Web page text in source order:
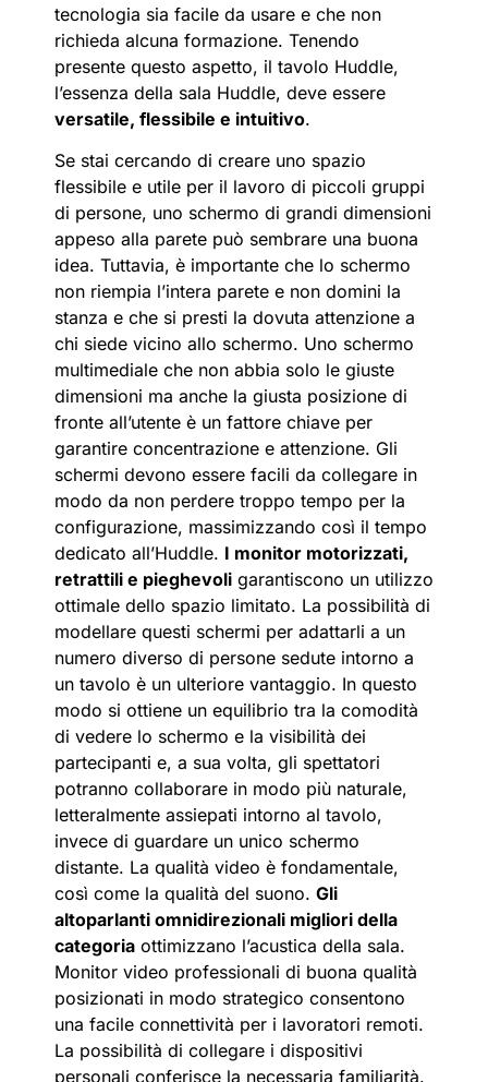
tecnologia sia facile da usare e che non
richieda alcuna formazione. Tenendo
presente questo aspetto, il tavolo Huddle,
l’essenza della sala Huddle, deve essere
versatile, flessibile e intuitivo.
Se stai cercando di creare uno spazio
flessibile e utile per il lavoro di piccoli gruppi
di persone, uno schermo di grandi dimensioni
appeso alla parete può sembrare una buona
idea. Tuttavia, è importante che lo schermo
non riempia l’intera parete e non domini la
stanza e che si presti la dovuta attenzione a
chi siede vicino allo schermo. Uno schermo
multimediale che non abbia solo le giuste
dimensioni ma anche la giusta posizione di
fronte all’utente è un fattore chiave per
garantire concentrazione e attenzione. Gli
schermi devono essere facili da collegare in
modo da non perdere troppo tempo per la
configurazione, massimizzando così il tempo
dedicato all’Huddle. I monitor motorizzati,
retrattili e pieghevoli garantiscono un utilizzo
ottimale dello spazio limitato. La possibilità di
modellare questi schermi per adattarli a un
numero diverso di persone sedute intorno a
un tavolo è un ulteriore vantaggio. In questo
modo si ottiene un equilibrio tra la comodità
di vedere lo schermo e la visibilità dei
partecipanti e, a sua volta, gli spettatori
potranno collaborare in modo più naturale,
letteralmente assiepati intorno al tavolo,
invece di guardare un unico schermo
distante. La qualità video è fondamentale,
così come la qualità del suono. Gli
altoparlanti omnidirezionali migliori della
categoria ottimizzano l’acustica della sala.
Monitor video professionali di buona qualità
posizionati in modo strategico consentono
una facile connettività per i lavoratori remoti.
La possibilità di collegare i dispositivi
personali conferisce la necessaria familiarità.